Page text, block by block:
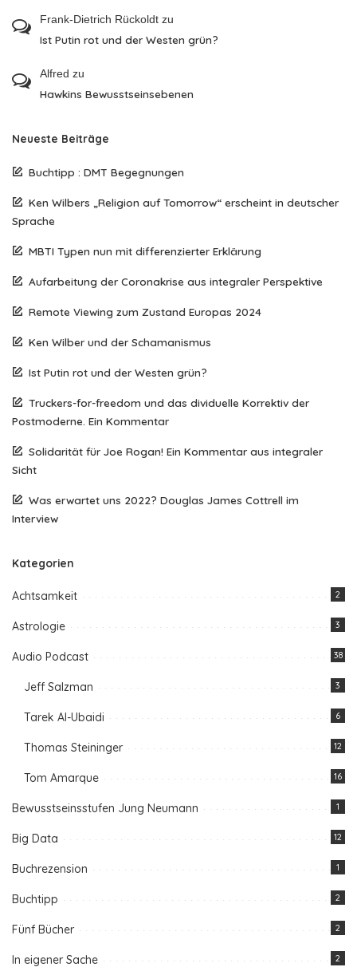
Frank-Dietrich Rückoldt zu
Ist Putin rot und der Westen grün?
Alfred zu
Hawkins Bewusstseinsebenen
Neueste Beiträge
Buchtipp : DMT Begegnungen
Ken Wilbers „Religion auf Tomorrow“ erscheint in deutscher
Sprache
MBTI Typen nun mit differenzierter Erklärung
Aufarbeitung der Coronakrise aus integraler Perspektive
Remote Viewing zum Zustand Europas 2024
Ken Wilber und der Schamanismus
Ist Putin rot und der Westen grün?
Truckers-for-freedom und das dividuelle Korrektiv der
Postmoderne. Ein Kommentar
Solidarität für Joe Rogan! Ein Kommentar aus integraler
Sicht
Was erwartet uns 2022? Douglas James Cottrell im
Interview
Kategorien
Achtsamkeit 2
Astrologie 3
Audio Podcast 38
Jeff Salzman 3
Tarek Al-Ubaidi 6
Thomas Steininger 12
Tom Amarque 16
Bewusstseinsstufen Jung Neumann 1
Big Data 12
Buchrezension 1
Buchtipp 2
Fünf Bücher 2
In eigener Sache 2